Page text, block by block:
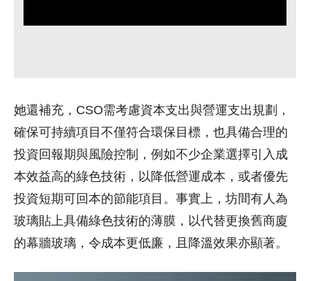
她還補充，CSO需考慮資本支出與營運支出規劃，
確保可持續項目不僅符合環保目標，也具備合理的
投資回報期與風險控制，例如不少企業選擇引入成
本效益高的綠色技術，以降低營運成本，或者優先
投資短期可回本的節能項目。事實上，坊間有人為
玻璃貼上具備綠色技術的薄膜，以代替更換舊商廈
的幕牆玻璃，令成本更低廉，且降溫效果亦顯著。